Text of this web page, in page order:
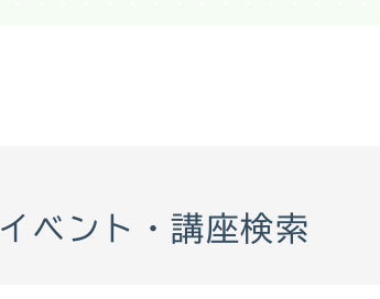
イベント・講座検索